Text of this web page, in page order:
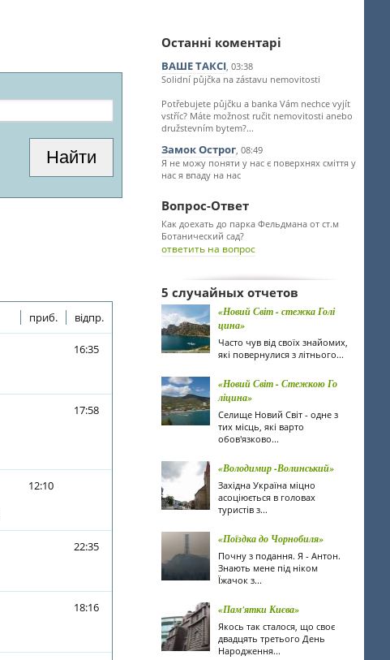
приб. відпр.
16:35
17:58
12:10
22:35
18:16
Останні коментарі
ВАШЕ ТАКСІ, 03:38
Solidní půjčka na zástavu nemovitosti
Potřebujete půjčku a banka Vám nechce vyjít
vstříc? Máte možnost ručit nemovitosti anebo
družstevním bytem?...
Замок Острог, 08:49
Я не можу поняти у нас є поверхнях сміття у
нас я впаду на нас
Вопрос-Ответ
Как доехать до парка Фельдмана от ст.м
Ботанический сад?
ответить на вопрос
5 случайных отчетов
«Новий Світ - стежка Голі
цина»
Часто чув від своїх знайомих,
які повернулися з літнього...
«Новий Світ - Стежкою Го
ліцина»
Селище Новий Світ - одне з
тих місць, які варто
обов'язково...
«Володимир -Волинський»
Західна Україна міцно
асоціюється в головах
туристів з...
«Поїздка до Чорнобиля»
Почну з подання. Я - Антон.
Знають мене під ніком
Їжачок з...
«Пам'ятки Києва»
Якось так сталося, що своє
двадцять третього День
Народження...